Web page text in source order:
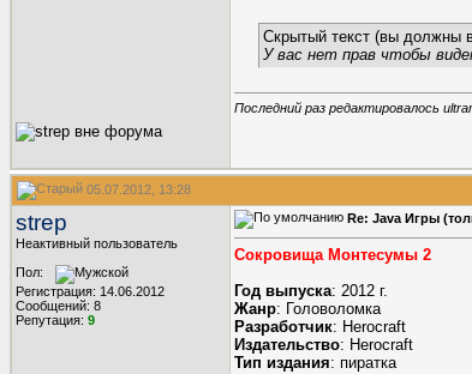
Скрытый текст (вы должны
У вас нет прав чтобы
Последний раз редактировалось
05.07.2012, 13:28
strep
Неактивный пользователь
Пол:
Регистрация: 14.06.2012
Сообщений: 8
Репутация: 9
Re: Java Игры
Сокровища Монтесумы 2
Год выпуска: 2012 г.
Жанр: Головоломка
Разработчик: Herocraft
Издательство: Herocraft
Тип издания: пиратка